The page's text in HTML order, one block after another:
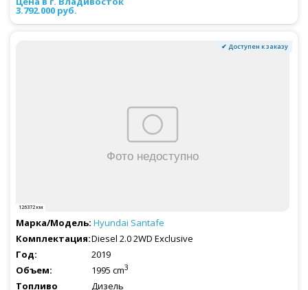
3.792.000 руб.
✔ Доступен к заказу
126372 км
Hyundai Santafe
Diesel 2.0 2WD Exclusive
2019
1995 cm3
Дизель